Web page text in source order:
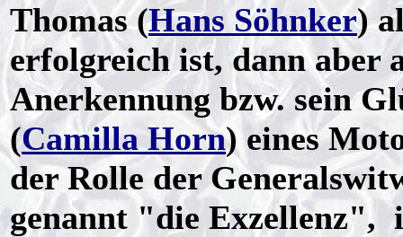
Thomas (Hans Söhnker)
erfolgreich ist, dann aber
Anerkennung bzw. sein
(Camilla Horn) eines
der Rolle der
genannt "die Exzellenz",